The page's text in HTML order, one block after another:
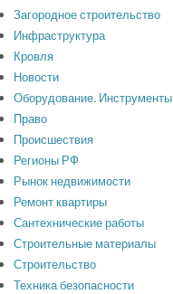
Загородное строительство
Инфраструктура
Кровля
Новости
Оборудование. Инструменты
Право
Происшествия
Регионы РФ
Рынок недвижимости
Ремонт квартиры
Сантехнические работы
Строительные материалы
Строительство
Техника безопасности